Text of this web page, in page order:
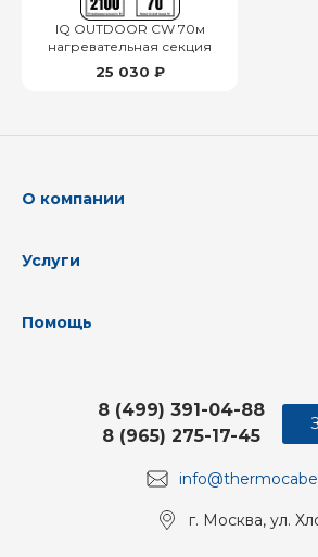
IQ OUTDOOR CW 70м
нагревательная секция
25 030 ₽
О компании
Услуги
Помощь
8 (499) 391-04-88
8 (965) 275-17-45
г. Москва, ул.